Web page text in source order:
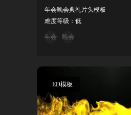
年会晚会典礼片头模板
难度等级：低
年会 晚会
ED模板